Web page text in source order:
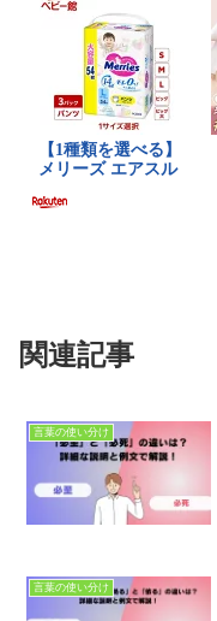
関連記事
言葉の使い分け
言葉の使い分け